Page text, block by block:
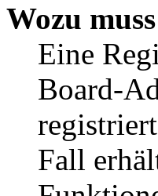
Wozu
Eine
Board-
Fall